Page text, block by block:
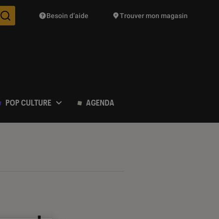
Des suggestions de produits vont vous être proposées
Besoin d’aide Trouver mon magasin
POP CULTURE AGENDA